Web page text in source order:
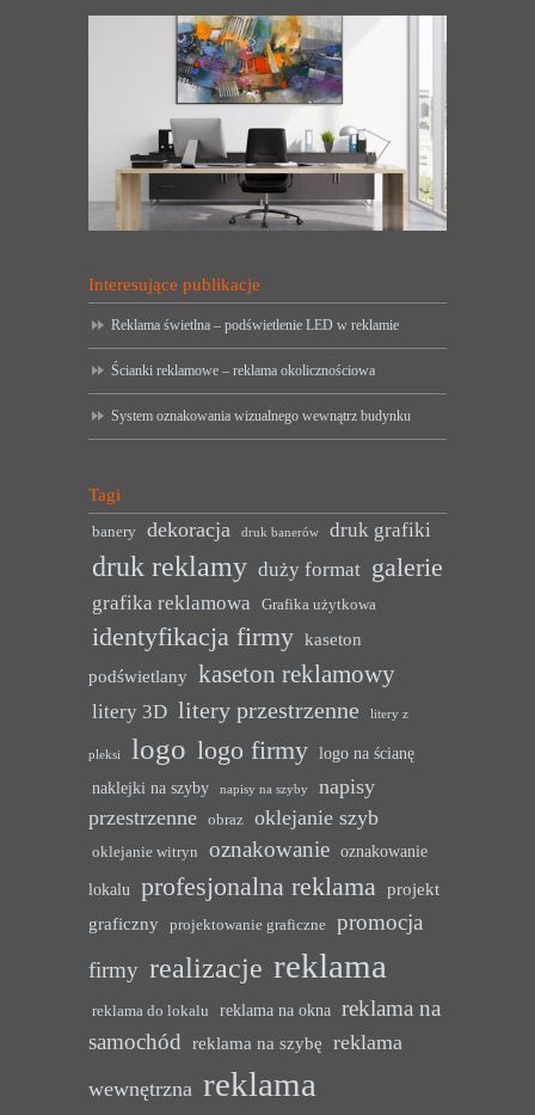
Interesujące publikacje
Reklama świetlna – podświetlenie LED w reklamie
Ścianki reklamowe – reklama okolicznościowa
System oznakowania wizualnego wewnątrz budynku
Tagi
banery dekoracja druk banerów druk grafiki
druk reklamy duży format galerie
grafika reklamowa Grafika użytkowa
identyfikacja firmy kaseton
podświetlany kaseton reklamowy
litery 3D litery przestrzenne litery z
pleksi logo logo firmy logo na ścianę
naklejki na szyby
napisy na szyby
napisy
przestrzenne
obraz oklejanie szyb
oklejanie witryn oznakowanie oznakowanie
lokalu profesjonalna reklama projekt
graficzny
projektowanie graficzne
promocja
firmy realizacje reklama
reklama do lokalu reklama na okna reklama na
samochód reklama na szybę reklama
wewnętrzna reklama